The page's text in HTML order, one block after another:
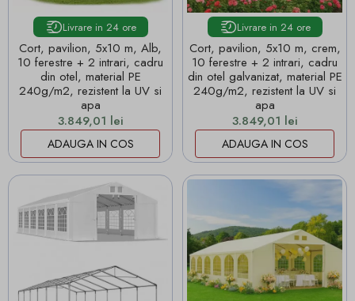
Livrare in 24 ore
Cort, pavilion, 5x10 m, Alb,
10 ferestre + 2 intrari, cadru
din otel, material PE
240g/m2, rezistent la UV si
apa
Pret
3.849,01 lei
ADAUGA IN COS
Livrare in 24 ore
Cort, pavilion, 5x10 m, crem,
10 ferestre + 2 intrari, cadru
din otel galvanizat, material PE
240g/m2, rezistent la UV si
apa
Pret
3.849,01 lei
ADAUGA IN COS